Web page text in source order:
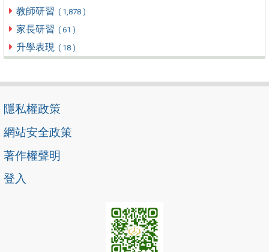
教師研習 ( 1,878 )
家長研習 ( 61 )
升學表現 ( 18 )
隱私權政策
網站安全政策
著作權聲明
登入